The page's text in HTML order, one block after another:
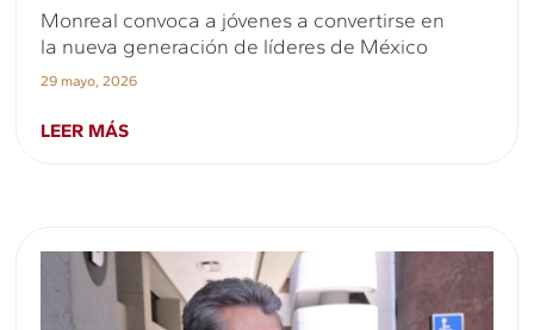
Monreal convoca a jóvenes a convertirse en
la nueva generación de líderes de México
29 mayo, 2026
LEER MÁS